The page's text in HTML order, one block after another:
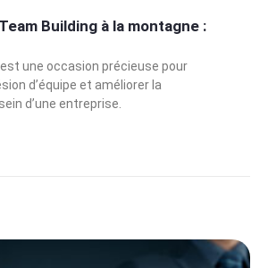
Building à la montagne :
est une occasion précieuse pour
d’équipe et améliorer la
d’une entreprise.